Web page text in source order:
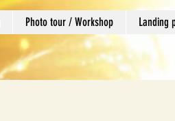
Photo tour / Workshop Landing